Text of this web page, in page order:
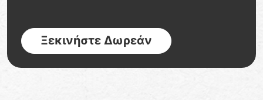
Ξεκινήστε Δωρεάν